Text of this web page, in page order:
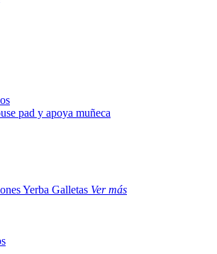
pad y apoya muñeca
Yerba Galletas Ver más